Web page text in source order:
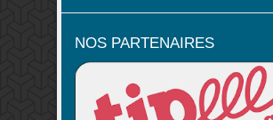
NOS PARTENAIRES